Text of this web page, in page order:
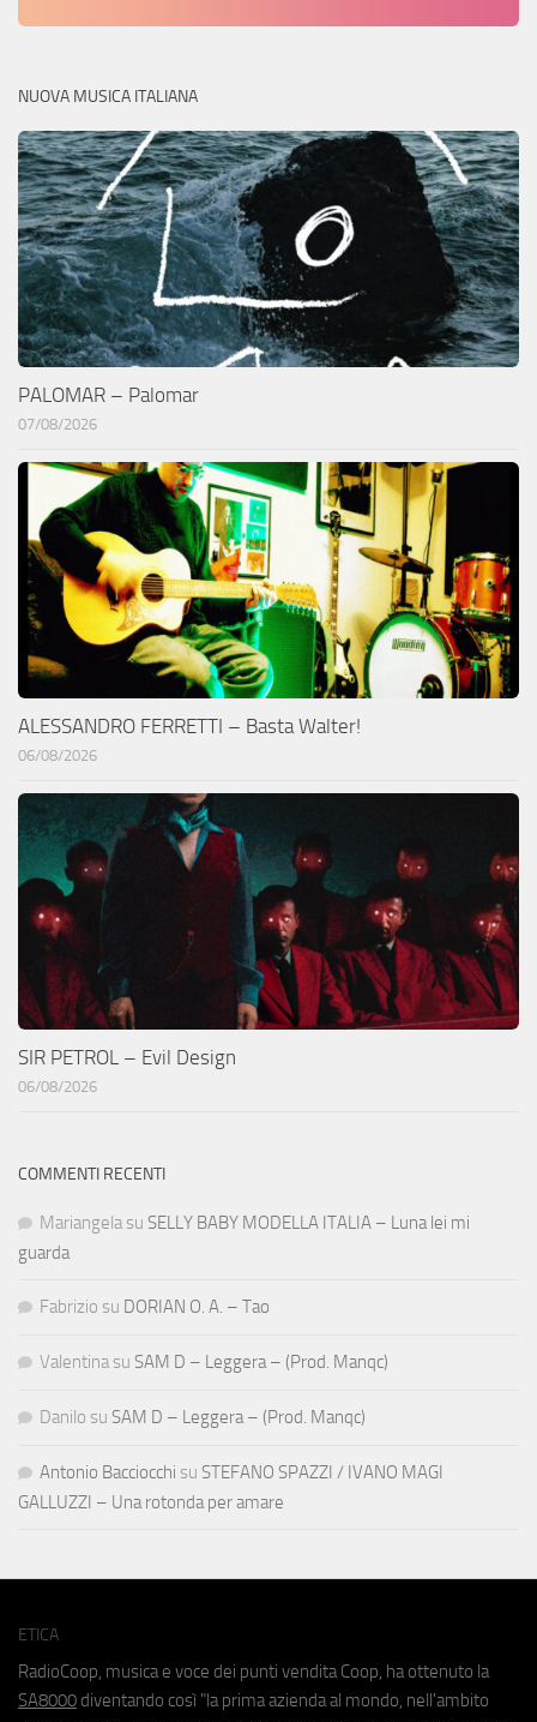
NUOVA MUSICA ITALIANA
PALOMAR – Palomar
07/08/2026
ALESSANDRO FERRETTI – Basta Walter!
06/08/2026
SIR PETROL – Evil Design
06/08/2026
COMMENTI RECENTI
Mariangela su SELLY BABY MODELLA ITALIA – Luna lei mi
guarda
Fabrizio su DORIAN O. A. – Tao
Valentina su SAM D – Leggera – (Prod. Manqc)
Danilo su SAM D – Leggera – (Prod. Manqc)
Antonio Bacciocchi su STEFANO SPAZZI / IVANO MAGI
GALLUZZI – Una rotonda per amare
ETICA
RadioCoop, musica e voce dei punti vendita Coop, ha ottenuto la
SA8000 diventando così "la prima azienda al mondo, nell'ambito